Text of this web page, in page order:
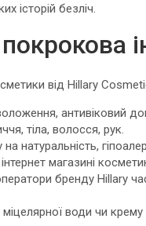
історій безліч.
від Hillary
антивіковий
тіла, волосся, рук.
натуральність,
магазині
бренду Hillary
води чи